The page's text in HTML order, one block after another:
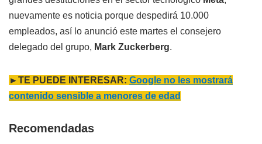
nuevamente es noticia porque despedirá 10.000
empleados, así lo anunció este martes el consejero
delegado del grupo, Mark Zuckerberg.
►TE PUEDE INTERESAR: Google no les mostrará
contenido sensible a menores de edad
Recomendadas